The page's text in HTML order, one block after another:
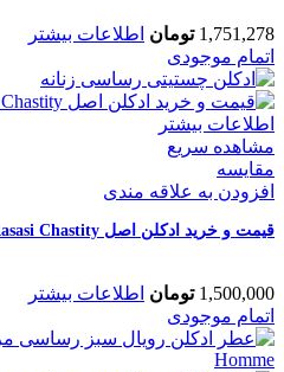
1,751,278 تومان اطلاعات بیشتر
اتمام موجودی
اطلاعات بیشتر
مشاهده سریع
مقایسه
افزودن به علاقه مندی
قیمت و خرید ادکلن اصل Rasasi Chastity رساسی چستیتی زنانه
1,500,000 تومان اطلاعات بیشتر
اتمام موجودی